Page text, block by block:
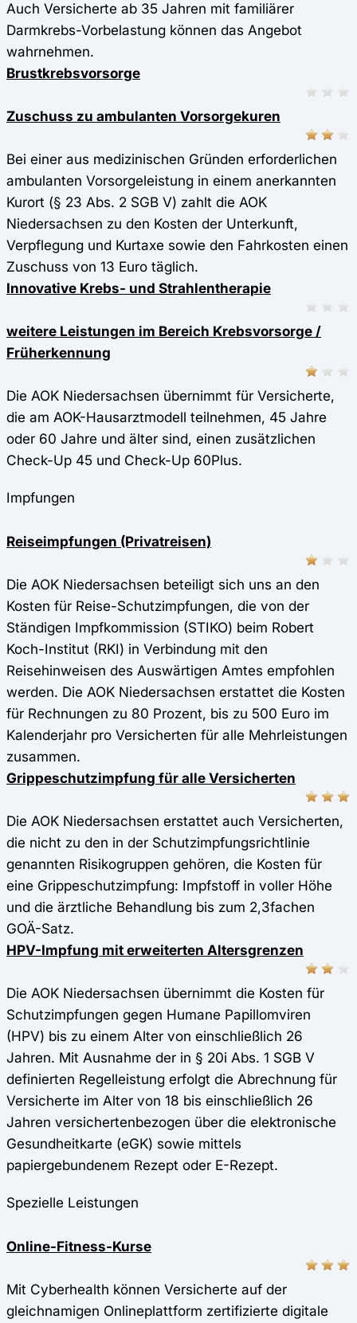
Auch Versicherte ab 35 Jahren mit familiärer
Darmkrebs-Vorbelastung können das Angebot
wahrnehmen.
Brustkrebsvorsorge
Zuschuss zu ambulanten Vorsorgekuren
Bei einer aus medizinischen Gründen erforderlichen
ambulanten Vorsorgeleistung in einem anerkannten
Kurort (§ 23 Abs. 2 SGB V) zahlt die AOK
Niedersachsen zu den Kosten der Unterkunft,
Verpflegung und Kurtaxe sowie den Fahrkosten einen
Zuschuss von 13 Euro täglich.
Innovative Krebs- und Strahlentherapie
weitere Leistungen im Bereich Krebsvorsorge /
Früherkennung
Die AOK Niedersachsen übernimmt für Versicherte,
die am AOK-Hausarztmodell teilnehmen, 45 Jahre
oder 60 Jahre und älter sind, einen zusätzlichen
Check-Up 45 und Check-Up 60Plus.
Impfungen
Reiseimpfungen (Privatreisen)
Die AOK Niedersachsen beteiligt sich uns an den
Kosten für Reise-Schutzimpfungen, die von der
Ständigen Impfkommission (STIKO) beim Robert
Koch-Institut (RKI) in Verbindung mit den
Reisehinweisen des Auswärtigen Amtes empfohlen
werden. Die AOK Niedersachsen erstattet die Kosten
für Rechnungen zu 80 Prozent, bis zu 500 Euro im
Kalenderjahr pro Versicherten für alle Mehrleistungen
zusammen.
Grippeschutzimpfung für alle Versicherten
Die AOK Niedersachsen erstattet auch Versicherten,
die nicht zu den in der Schutzimpfungsrichtlinie
genannten Risikogruppen gehören, die Kosten für
eine Grippeschutzimpfung: Impfstoff in voller Höhe
und die ärztliche Behandlung bis zum 2,3fachen
GOÄ-Satz.
HPV-Impfung mit erweiterten Altersgrenzen
Die AOK Niedersachsen übernimmt die Kosten für
Schutzimpfungen gegen Humane Papillomviren
(HPV) bis zu einem Alter von einschließlich 26
Jahren. Mit Ausnahme der in § 20i Abs. 1 SGB V
definierten Regelleistung erfolgt die Abrechnung für
Versicherte im Alter von 18 bis einschließlich 26
Jahren versichertenbezogen über die elektronische
Gesundheitkarte (eGK) sowie mittels
papiergebundenem Rezept oder E-Rezept.
Spezielle Leistungen
Online-Fitness-Kurse
Mit Cyberhealth können Versicherte auf der
gleichnamigen Onlineplattform zertifizierte digitale